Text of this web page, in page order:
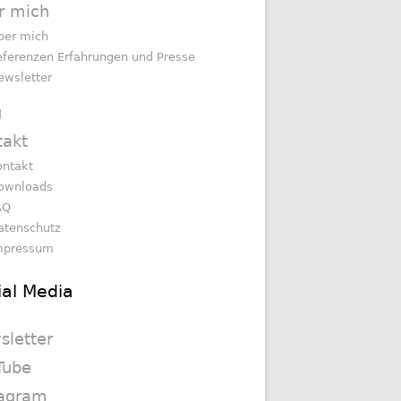
mich
mich
Erfahrungen und Presse
Media